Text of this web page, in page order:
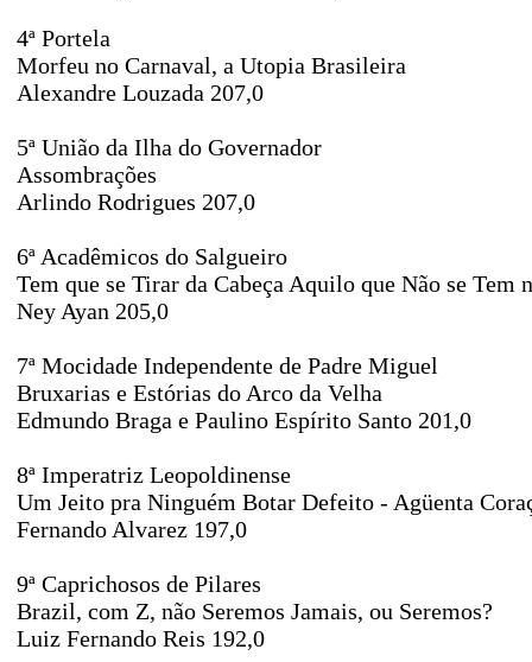
4ª Portela
Morfeu no Carnaval, a Utopia Brasileira
Alexandre Louzada 207,0
5ª União da Ilha do Governador
Assombrações
Arlindo Rodrigues 207,0
6ª Acadêmicos do Salgueiro
Tem que se Tirar da Cabeça Aquilo que Não se
Ney Ayan 205,0
7ª Mocidade Independente de Padre Miguel
Bruxarias e Estórias do Arco da Velha
Edmundo Braga e Paulino Espírito Santo 201,0
8ª Imperatriz Leopoldinense
Um Jeito pra Ninguém Botar Defeito - Agüenta
Fernando Alvarez 197,0
9ª Caprichosos de Pilares
Brazil, com Z, não Seremos Jamais, ou Seremos?
Luiz Fernando Reis 192,0